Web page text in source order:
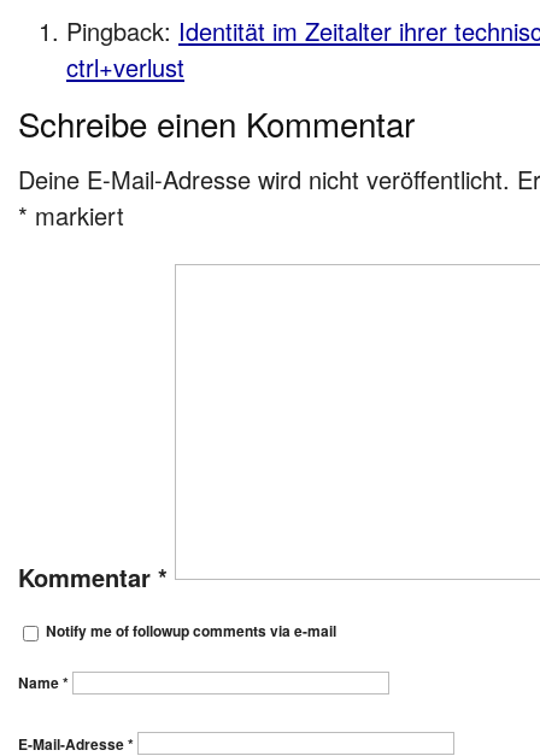
Pingback: Identität im Zeitalter ihrer
ctrl+verlust
Schreibe einen Kommentar
Deine E-Mail-Adresse wird nicht veröffentlicht.
* markiert
Kommentar *
Notify me of followup comments via e-mail
Name*
E-Mail-Adresse*